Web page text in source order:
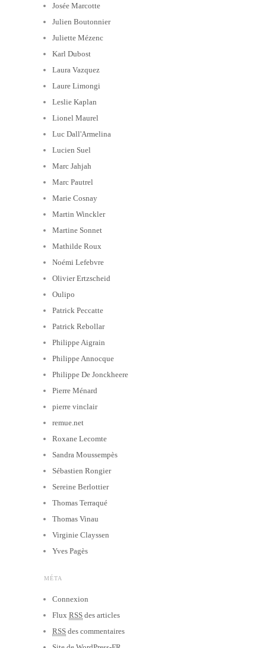
Josée Marcotte
Julien Boutonnier
Juliette Mézenc
Karl Dubost
Laura Vazquez
Laure Limongi
Leslie Kaplan
Lionel Maurel
Luc Dall'Armelina
Lucien Suel
Marc Jahjah
Marc Pautrel
Marie Cosnay
Martin Winckler
Martine Sonnet
Mathilde Roux
Noémi Lefebvre
Olivier Ertzscheid
Oulipo
Patrick Peccatte
Patrick Rebollar
Philippe Aigrain
Philippe Annocque
Philippe De Jonckheere
Pierre Ménard
pierre vinclair
remue.net
Roxane Lecomte
Sandra Moussempès
Sébastien Rongier
Sereine Berlottier
Thomas Terraqué
Thomas Vinau
Virginie Clayssen
Yves Pagès
MÉTA
Connexion
Flux RSS des articles
RSS des commentaires